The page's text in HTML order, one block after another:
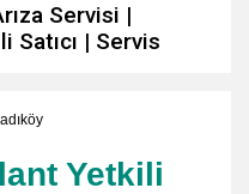
Servisi |
| Servis
Yetkili